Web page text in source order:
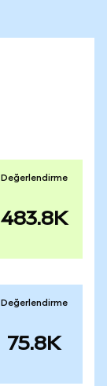
Değerlendirme
483.8K
Değerlendirme
75.8K